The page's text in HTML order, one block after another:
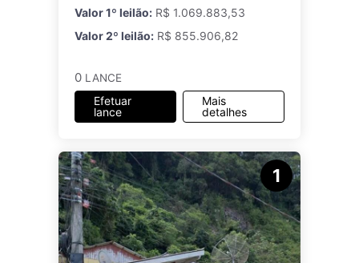
Valor 1º leilão: R$ 1.069.883,53
Valor 2º leilão: R$ 855.906,82
0 LANCE
Efetuar
lance
Mais
detalhes
1